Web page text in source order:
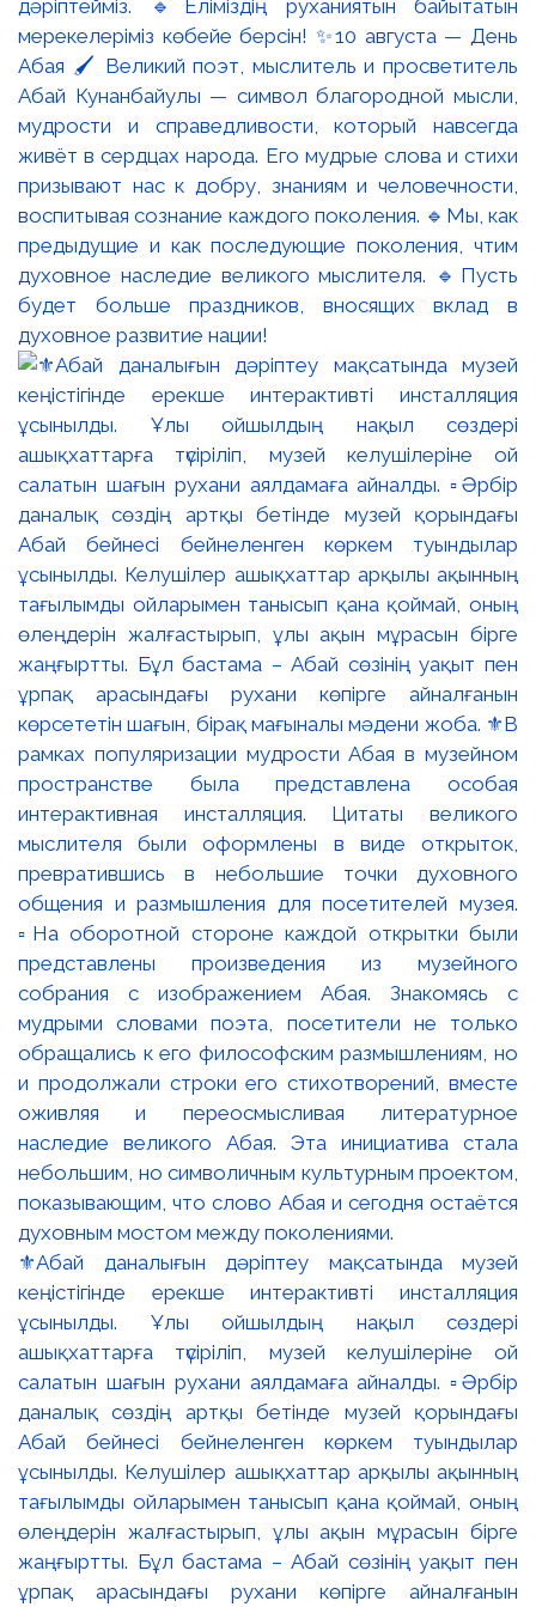
дәріптейміз. 🔹Еліміздің руханиятын байытатын
мерекелеріміз көбейе берсін! ✨10 августа — День
Абая 🖌️ Великий поэт, мыслитель и просветитель
Абай Кунанбайулы — символ благородной мысли,
мудрости и справедливости, который навсегда
живёт в сердцах народа. Его мудрые слова и стихи
призывают нас к добру, знаниям и человечности,
воспитывая сознание каждого поколения. 🔹Мы, как
предыдущие и как последующие поколения, чтим
духовное наследие великого мыслителя. 🔹Пусть
будет больше праздников, вносящих вклад в
духовное развитие нации!
⚜️Абай даналығын дәріптеу мақсатында музей
кеңістігінде ерекше интерактивті инсталляция
ұсынылды. Ұлы ойшылдың нақыл сөздері
ашықхаттарға түсіріліп, музей келушілеріне ой
салатын шағын рухани аялдамаға айналды. ▫️Әрбір
даналық сөздің артқы бетінде музей қорындағы
Абай бейнесі бейнеленген көркем туындылар
ұсынылды. Келушілер ашықхаттар арқылы ақынның
тағылымды ойларымен танысып қана қоймай, оның
өлеңдерін жалғастырып, ұлы ақын мұрасын бірге
жаңғыртты. Бұл бастама – Абай сөзінің уақыт пен
ұрпақ арасындағы рухани көпірге айналғанын